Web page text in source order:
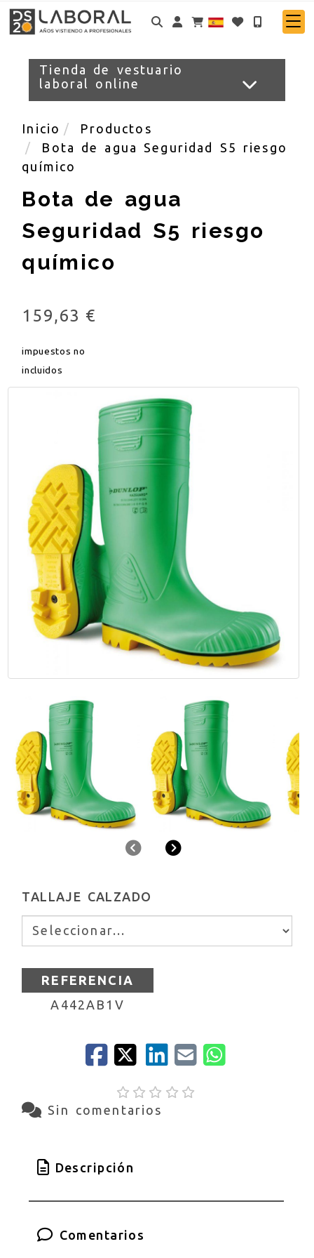
Identifícate
Tienda de vestuario
laboral online
Inicio
Productos
Bota de agua Seguridad S5 riesgo
químico
Bota de agua
Seguridad S5 riesgo
químico
159,63 €
impuestos no
incluidos
AnteriorSiguiente
TALLAJE CALZADO
REFERENCIA
A442AB1V
Sin comentarios
Descripción
Comentarios